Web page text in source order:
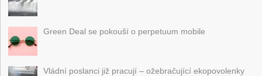
Green Deal se pokouší o perpetuum mobile
Vládní poslanci již pracují – ožebračující ekopovolenky